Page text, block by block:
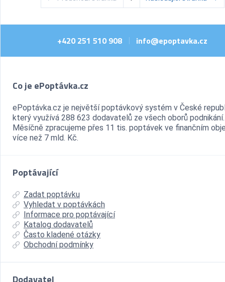
+420 251 510 908 | info@epoptavka.cz
Co je ePoptávka.cz
ePoptávka.cz je největší poptávkový systém v České
který využívá 288 623 dodavatelů ze všech oborů podnikání.
Měsíčně zpracujeme přes 11 tis. poptávek ve finančním
více než 7 mld. Kč.
Poptávající
Zadat poptávku
Vyhledat v poptávkách
Informace pro poptávající
Katalog dodavatelů
Často kladené otázky
Obchodní podmínky
Dodavatel